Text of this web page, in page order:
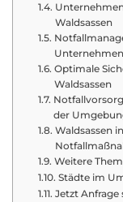
Waldsassen
Optimale
Waldsassen
der
Waldsassen
Weitere
Städte im
Jetzt Anfrage